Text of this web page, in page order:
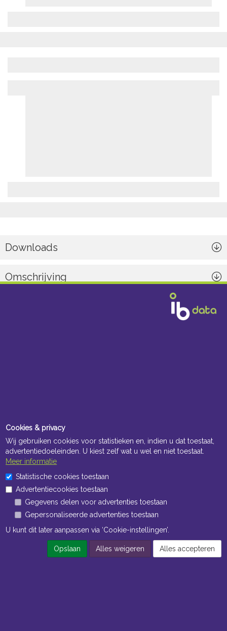
Downloads
Omschrijving
Openingstijden Kantoor
Openingstijden Magazijn
ma t/m vr 7:00 uur tot 16:30 uur
Cookies & privacy
Wij gebruiken cookies voor statistieken en, indien u dat toestaat,
advertentiedoeleinden. U kiest zelf wat u wel en niet toestaat.
Meer informatie
Statistische cookies toestaan
Advertentiecookies toestaan
Gegevens delen voor advertenties toestaan
Gepersonaliseerde advertenties toestaan
U kunt dit later aanpassen via ‘Cookie-instellingen’.
Opslaan Alles weigeren Alles accepteren